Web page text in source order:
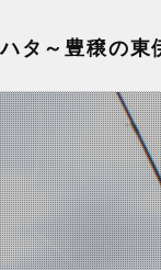
タ～豊穣の東